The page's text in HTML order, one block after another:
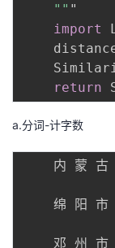
"" "
import
return
a.分词-计字数
内 蒙 古
绵 阳 市